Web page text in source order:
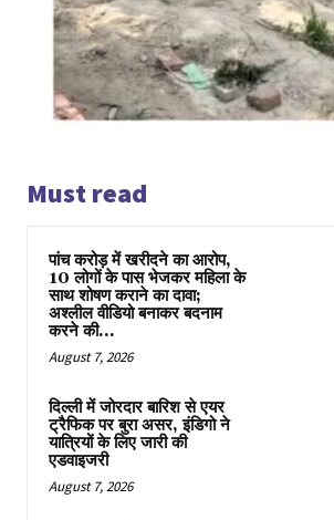
Must read
पांच करोड़ में खरीदने का आरोप,
10 लोगों के पास भेजकर महिला के
साथ शोषण कराने का दावा;
अश्लील वीडियो बनाकर बदनाम
करने की...
August 7, 2026
दिल्ली में जोरदार बारिश से एयर
ट्रैफिक पर बुरा असर, इंडिगो ने
यात्रियों के लिए जारी की
एडवाइजरी
August 7, 2026